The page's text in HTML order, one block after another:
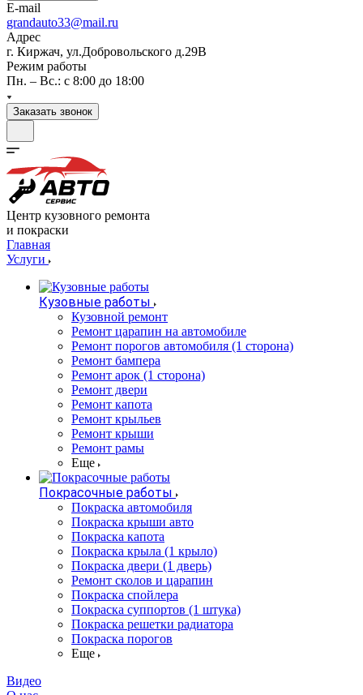
E-mail
grandauto33@mail.ru
Адрес
г. Киржач, ул.Добровольского д.29В
Режим работы
Пн. – Вс.: с 8:00 до 18:00
Заказать звонок
Центр кузовного ремонта
и покраски
Главная
Услуги
Кузовные работы
Кузовной ремонт
Ремонт царапин на автомобиле
Ремонт порогов автомобиля (1 сторона)
Ремонт бампера
Ремонт арок (1 сторона)
Ремонт двери
Ремонт капота
Ремонт крыльев
Ремонт крыши
Ремонт рамы
Еще
Покрасочные работы
Покраска автомобиля
Покраска крыши авто
Покраска капота
Покраска крыла (1 крыло)
Покраска двери (1 дверь)
Ремонт сколов и царапин
Покраска спойлера
Покраска суппортов (1 штука)
Покраска решетки радиатора
Покраска порогов
Еще
Видео